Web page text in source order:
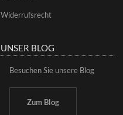
Widerrufsrecht
UNSER BLOG
Besuchen Sie unsere Blog
Zum Blog